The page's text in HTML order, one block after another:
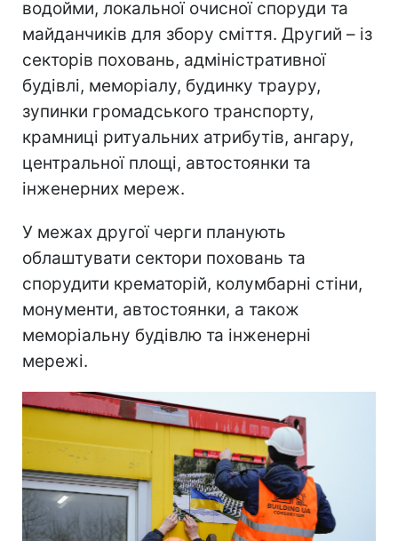
водойми, локальної очисної споруди та
майданчиків для збору сміття. Другий – із
секторів поховань, адміністративної
будівлі, меморіалу, будинку трауру,
зупинки громадського транспорту,
крамниці ритуальних атрибутів, ангару,
центральної площі, автостоянки та
інженерних мереж.
У межах другої черги планують
облаштувати сектори поховань та
спорудити крематорій, колумбарні стіни,
монументи, автостоянки, а також
меморіальну будівлю та інженерні
мережі.